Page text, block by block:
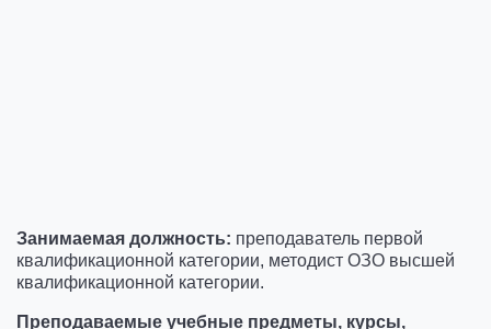
Занимаемая должность: преподаватель первой
квалификационной категории, методист ОЗО высшей
квалификационной категории.
Преподаваемые учебные предметы, курсы,